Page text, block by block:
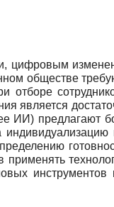
цифровым
обществе
отборе
является
ИИ) предлагают
применять
инструментов